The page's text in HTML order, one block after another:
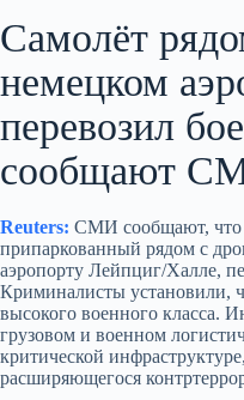
Самолёт
немецком
перевозил
сообщают
Reuters: СМИ сообщают, что
припаркованный рядом с
аэропорту Лейпциг/Халле,
Криминалисты установили,
высокого военного класса.
грузовом и военном
критической
расширяющегося